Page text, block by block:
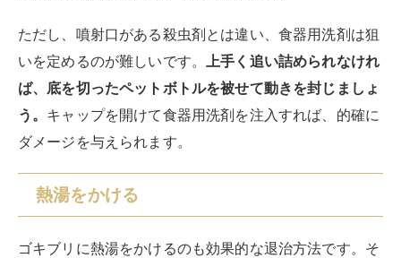
ただし、噴射口がある殺虫剤とは違い、食器用洗剤は狙
いを定めるのが難しいです。上手く追い詰められなけれ
ば、底を切ったペットボトルを被せて動きを封じましょ
う。 キャップを開けて食器用洗剤を注入すれば、的確に
ダメージを与えられます。
熱湯をかける
ゴキブリに熱湯をかけるのも効果的な退治方法です。そ